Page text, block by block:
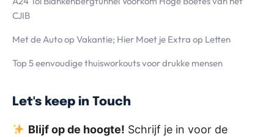
CJIB
Met de Auto op Vakantie; Hier Moet je Extra op Letten
Top 5 eenvoudige thuisworkouts voor drukke mensen
Let's keep in Touch
Blijf op de hoogte! Schrijf je in voor de